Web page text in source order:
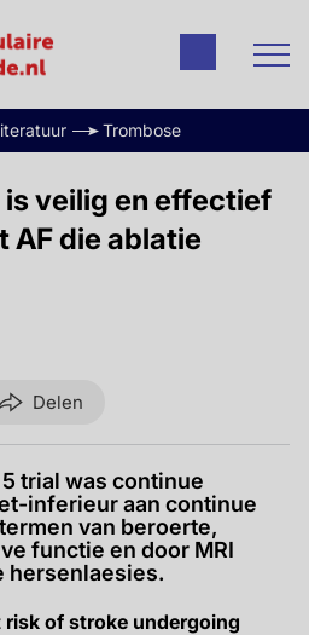
Trombose
is veilig en effectief
AF die ablatie
Delen
trial was continue
inferieur aan continue
van beroerte,
functie en door MRI
hersenlaesies.
of stroke undergoing